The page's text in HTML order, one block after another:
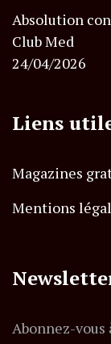
Absolution
Club Med
24/04/2026
Liens
Magazines
Mentions
Abonnez-